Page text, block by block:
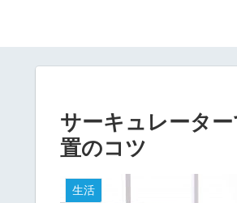
サーキュレータ
置のコツ
生活